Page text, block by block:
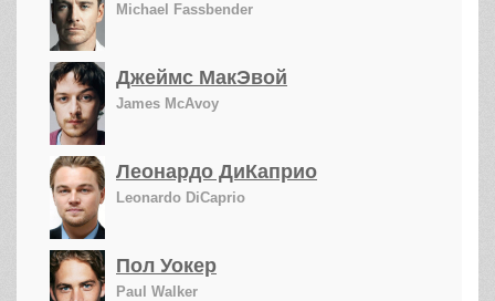
Michael Fassbender
Джеймс МакЭвой
James McAvoy
Леонардо ДиКаприо
Leonardo DiCaprio
Пол Уокер
Paul Walker